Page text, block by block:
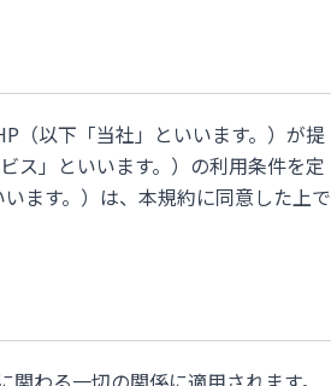
（以下「当社」といいます。）が提
ス」といいます。）の利用条件を定
ます。）は、本規約に同意した上で